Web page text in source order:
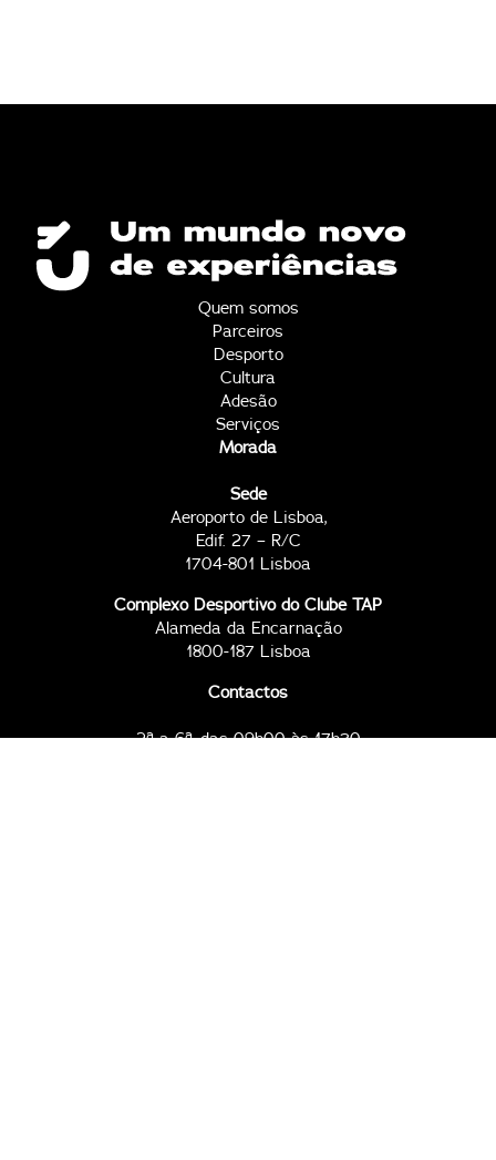
Quem somos
Parceiros
Desporto
Cultura
Adesão
Serviços
Morada
Sede
Aeroporto de Lisboa,
Edif. 27 – R/C
1704-801 Lisboa
Complexo Desportivo do Clube TAP
Alameda da Encarnação
1800-187 Lisboa
Contactos
2ª a 6ª, das 09h00 às 17h30